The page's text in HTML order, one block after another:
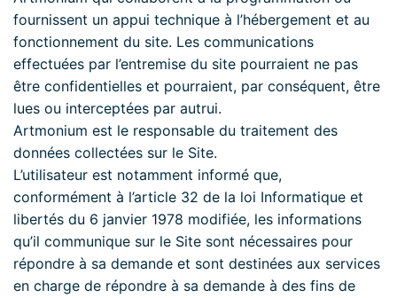
fournissent un appui technique à l’hébergement et au
fonctionnement du site. Les communications
effectuées par l’entremise du site pourraient ne pas
être confidentielles et pourraient, par conséquent, être
lues ou interceptées par autrui.
Artmonium est le responsable du traitement des
données collectées sur le Site.
L’utilisateur est notamment informé que,
conformément à l’article 32 de la loi Informatique et
libertés du 6 janvier 1978 modifiée, les informations
qu’il communique sur le Site sont nécessaires pour
répondre à sa demande et sont destinées aux services
en charge de répondre à sa demande à des fins de